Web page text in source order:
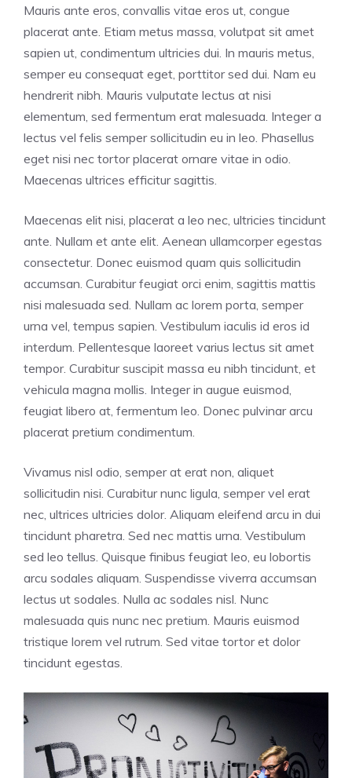
Mauris ante eros, convallis vitae eros ut, congue
placerat ante. Etiam metus massa, volutpat sit amet
sapien ut, condimentum ultricies dui. In mauris metus,
semper eu consequat eget, porttitor sed dui. Nam eu
hendrerit nibh. Mauris vulputate lectus at nisi
elementum, sed fermentum erat malesuada. Integer a
lectus vel felis semper sollicitudin eu in leo. Phasellus
eget nisi nec tortor placerat ornare vitae in odio.
Maecenas ultrices efficitur sagittis.
Maecenas elit nisi, placerat a leo nec, ultricies tincidunt
ante. Nullam et ante elit. Aenean ullamcorper egestas
consectetur. Donec euismod quam quis sollicitudin
accumsan. Curabitur feugiat orci enim, sagittis mattis
nisi malesuada sed. Nullam ac lorem porta, semper
urna vel, tempus sapien. Vestibulum iaculis id eros id
interdum. Pellentesque laoreet varius lectus sit amet
tempor. Curabitur suscipit massa eu nibh tincidunt, et
vehicula magna mollis. Integer in augue euismod,
feugiat libero at, fermentum leo. Donec pulvinar arcu
placerat pretium condimentum.
Vivamus nisl odio, semper at erat non, aliquet
sollicitudin nisi. Curabitur nunc ligula, semper vel erat
nec, ultrices ultricies dolor. Aliquam eleifend arcu in dui
tincidunt pharetra. Sed nec mattis urna. Vestibulum
sed leo tellus. Quisque finibus feugiat leo, eu lobortis
arcu sodales aliquam. Suspendisse viverra accumsan
lectus ut sodales. Nulla ac sodales nisl. Nunc
malesuada quis nunc nec pretium. Mauris euismod
tristique lorem vel rutrum. Sed vitae tortor et dolor
tincidunt egestas.